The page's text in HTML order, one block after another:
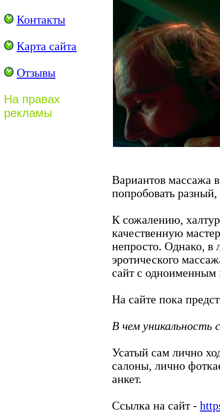
Контакты
Карта сайта
Отзывы
На правах
рекламы
Вариантов массажа
попробовать
К сожалению,
качественную
непросто. Однако, в
эротического
сайт с
На сайте пока
В чем уникальность
Усатый сам лично
салоны, лично
анкет.
Ссылка на сайт -